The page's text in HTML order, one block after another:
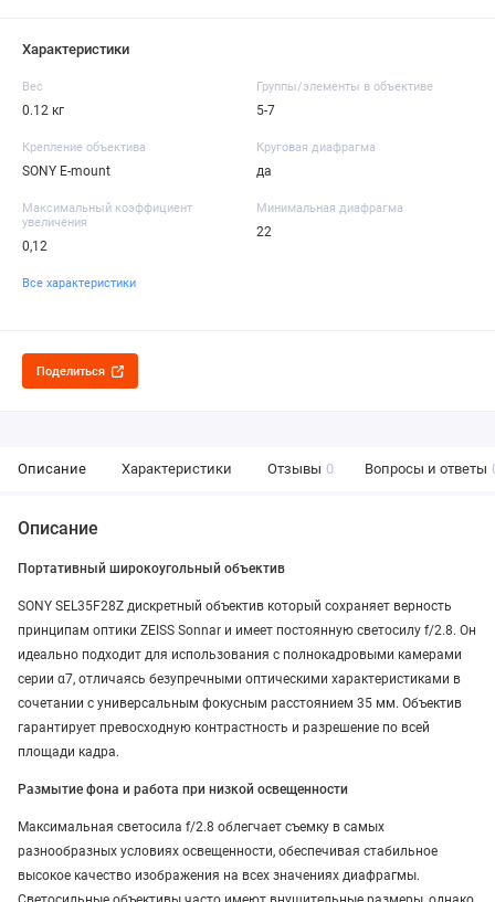
Характеристики
Вес
0.12 кг
Группы/элементы в объективе
5-7
Крепление объектива
SONY E-mount
Круговая диафрагма
да
Максимальный коэффициент
увеличения
0,12
Минимальная диафрагма
22
Все характеристики
Поделиться
Описание Характеристики Отзывы 0 Вопросы и ответы
Описание
Портативный широкоугольный объектив
SONY SEL35F28Z дискретный объектив который сохраняет верность
принципам оптики ZEISS Sonnar и имеет постоянную светосилу f/2.8. Он
идеально подходит для использования с полнокадровыми камерами
серии α7, отличаясь безупречными оптическими характеристиками в
сочетании с универсальным фокусным расстоянием 35 мм. Объектив
гарантирует превосходную контрастность и разрешение по всей
площади кадра.
Размытие фона и работа при низкой освещенности
Максимальная светосила f/2.8 облегчает съемку в самых
разнообразных условиях освещенности, обеспечивая стабильное
высокое качество изображения на всех значениях диафрагмы.